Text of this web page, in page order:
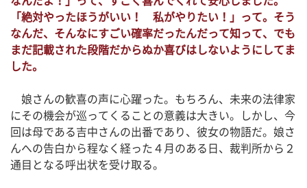
「絶対やったほうがいい！ 私がやりたい！」って。そう
なんだ、そんなにすごい確率だったんだって知って、でも
まだ記載された段階だからぬか喜びはしないようにしてま
した。
娘さんの歓喜の声に心躍った。もちろん、未来の法律家
にその機会が巡ってくることの意義は大きい。しかし、今
回は母である吉中さんの出番であり、彼女の物語だ。娘さ
んへの告白から程なく経った４月のある日、裁判所から２
通目となる呼出状を受け取る。